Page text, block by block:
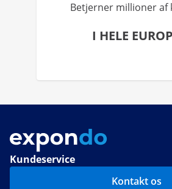
Betjerner millioner af
I HELE
Kundeservice
Kontakt os